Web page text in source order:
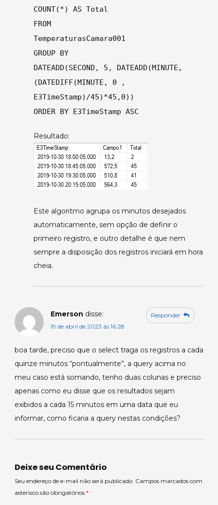
COUNT(*) AS Total
FROM
TemperaturasCamara001
GROUP BY
DATEADD(SECOND, 5, DATEADD(MINUTE,
(DATEDIFF(MINUTE, 0 ,
E3TimeStamp)/45)*45,0))
ORDER BY E3TimeStamp ASC
Resultado:
Este algoritmo agrupa os minutos desejados
automaticamente, sem opção de definir o
primeiro registro, e outro detalhe é que nem
sempre a disposição dos registros iniciará em hora
cheia.
Emerson disse:
19 de abril de 2023 às 16:28
boa tarde, preciso que o select traga os registros a cada
quinze minutos “pontualmente”, a query acima no
meu caso está somando, tenho duas colunas e preciso
apenas como eu disse que os resultados sejam
exibidos a cada 15 minutos em uma data que eu
informar, como ficaria a query nestas condições?
Responder
Deixe seu Comentário
Seu endereço de e-mail não será publicado. Campos marcados com
asterisco são obrigatórios *